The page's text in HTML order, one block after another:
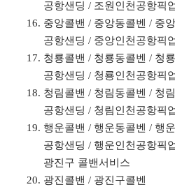
공항샌딩 / 조원인천공항픽
중앙콜밴 / 중앙동콜벤 / 중
공항샌딩 / 중앙인천공항픽
청룡콜밴 / 청룡동콜벤 / 청
공항샌딩 / 청룡인천공항픽
청림콜밴 / 청림동콜벤 / 청
공항샌딩 / 청림인천공항픽
행운콜밴 / 행운동콜벤 / 행
공항샌딩 / 행운인천공항픽
광진구 콜밴서비스
광진콜밴 / 광진구콜벤